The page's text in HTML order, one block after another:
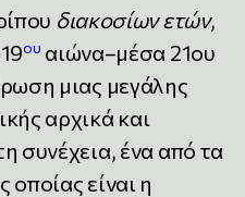
διακοσίων ετών,
ου αιώνα–μέσα 21ου
μιας μεγάλης
αρχικά και
συνέχεια, ένα από τα
οποίας είναι η